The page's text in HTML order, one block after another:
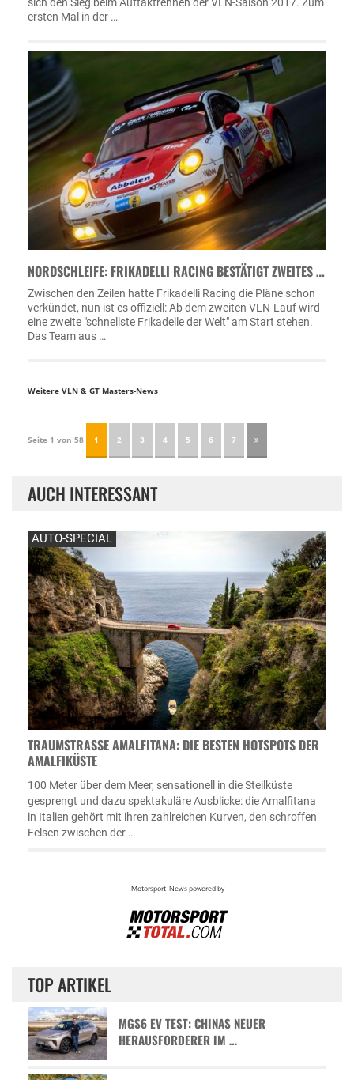
ersten Mal in der …
NORDSCHLEIFE: FRIKADELLI RACING BESTÄTIGT ZWEITES …
Zwischen den Zeilen hatte Frikadelli Racing die Pläne schon
verkündet, nun ist es offiziell: Ab dem zweiten VLN-Lauf wird
eine zweite "schnellste Frikadelle der Welt" am Start stehen.
Das Team aus …
Weitere VLN & GT Masters-News
Seite 1 von 58 1 2 3 4 5 6 7
AUCH INTERESSANT
AUTO-SPECIAL
TRAUMSTRASSE AMALFITANA: DIE BESTEN HOTSPOTS DER A
MALFIKÜSTE
100 Meter über dem Meer, sensationell in die Steilküste
gesprengt und dazu spektakuläre Ausblicke: die Amalfitana
in Italien gehört mit ihren zahlreichen Kurven, den schroffen
Felsen zwischen der …
TOP ARTIKEL
MGS6 EV TEST: CHINAS NEUER
HERAUSFORDERER IM …